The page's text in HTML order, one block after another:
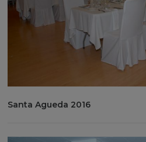
Santa Agueda 2016